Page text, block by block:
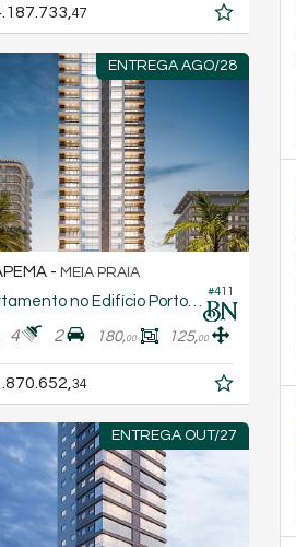
47
ENTREGA AGO/28
#411
- MEIA PRAIA
Apartamento no Edifício Porto Verano Residencial
4 2 180,00 125,00
34
ENTREGA OUT/27